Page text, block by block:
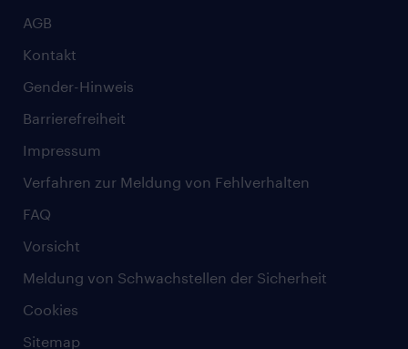
AGB
Kontakt
Gender-Hinweis
Barrierefreiheit
Impressum
Verfahren zur Meldung von Fehlverhalten
FAQ
Vorsicht
Meldung von Schwachstellen der Sicherheit
Cookies
Sitemap